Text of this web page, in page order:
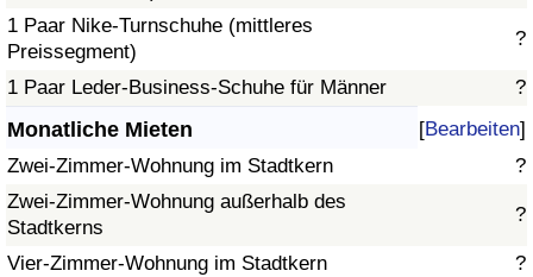
1 Paar Nike-Turnschuhe (mittleres
Preissegment)
?
1 Paar Leder-Business-Schuhe für Männer ?
Monatliche Mieten [Bearbeiten]
Zwei-Zimmer-Wohnung im Stadtkern
?
Zwei-Zimmer-Wohnung außerhalb des
Stadtkerns
?
Vier-Zimmer-Wohnung im Stadtkern
?